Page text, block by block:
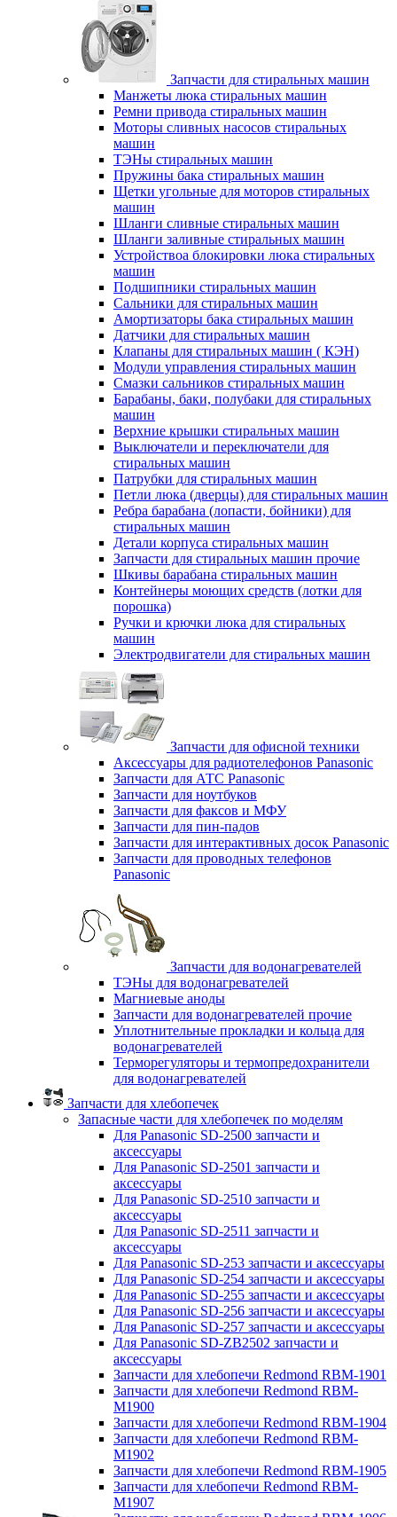
Запчасти для стиральных машин
Манжеты люка стиральных машин
Ремни привода стиральных машин
Моторы сливных насосов стиральных
машин
ТЭНы стиральных машин
Пружины бака стиральных машин
Щетки угольные для моторов стиральных
машин
Шланги сливные стиральных машин
Шланги заливные стиральных машин
Устройствоа блокировки люка стиральных
машин
Подшипники стиральных машин
Сальники для стиральных машин
Амортизаторы бака стиральных машин
Датчики для стиральных машин
Клапаны для стиральных машин ( КЭН)
Модули управления стиральных машин
Смазки сальников стиральных машин
Барабаны, баки, полубаки для стиральных
машин
Верхние крышки стиральных машин
Выключатели и переключатели для
стиральных машин
Патрубки для стиральных машин
Петли люка (дверцы) для стиральных машин
Ребра барабана (лопасти, бойники) для
стиральных машин
Детали корпуса стиральных машин
Запчасти для стиральных машин прочие
Шкивы барабана стиральных машин
Контейнеры моющих средств (лотки для
порошка)
Ручки и крючки люка для стиральных
машин
Электродвигатели для стиральных машин
Запчасти для офисной техники
Аксессуары для радиотелефонов Panasonic
Запчасти для АТС Panasonic
Запчасти для ноутбуков
Запчасти для факсов и МФУ
Запчасти для пин-падов
Запчасти для интерактивных досок Panasonic
Запчасти для проводных телефонов
Panasonic
Запчасти для водонагревателей
ТЭНы для водонагревателей
Магниевые аноды
Запчасти для водонагревателей прочие
Уплотнительные прокладки и кольца для
водонагревателей
Терморегуляторы и термопредохранители
для водонагревателей
Запчасти для хлебопечек
Запасные части для хлебопечек по моделям
Для Panasonic SD-2500 запчасти и
аксессуары
Для Panasonic SD-2501 запчасти и
аксессуары
Для Panasonic SD-2510 запчасти и
аксессуары
Для Panasonic SD-2511 запчасти и
аксессуары
Для Panasonic SD-253 запчасти и аксессуары
Для Panasonic SD-254 запчасти и аксессуары
Для Panasonic SD-255 запчасти и аксессуары
Для Panasonic SD-256 запчасти и аксессуары
Для Panasonic SD-257 запчасти и аксессуары
Для Panasonic SD-ZB2502 запчасти и
аксессуары
Запчасти для хлебопечи Redmond RBM-1901
Запчасти для хлебопечи Redmond RBM-
M1900
Запчасти для хлебопечи Redmond RBM-1904
Запчасти для хлебопечи Redmond RBM-
M1902
Запчасти для хлебопечи Redmond RBM-1905
Запчасти для хлебопечи Redmond RBM-
M1907